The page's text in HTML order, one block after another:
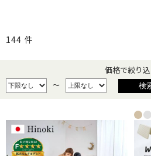
モダンデザインベッド
144 件
価格で絞り
～